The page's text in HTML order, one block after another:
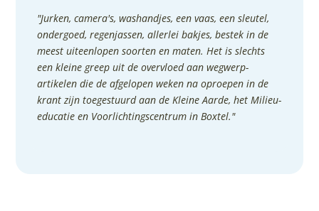
"Jurken, camera's, washandjes, een vaas, een sleutel,
ondergoed, regenjassen, allerlei bakjes, bestek in de
meest uiteenlopen soorten en maten. Het is slechts
een kleine greep uit de overvloed aan wegwerp-
artikelen die de afgelopen weken na oproepen in de
krant zijn toegestuurd aan de Kleine Aarde, het Milieu-
educatie en Voorlichtingscentrum in Boxtel."